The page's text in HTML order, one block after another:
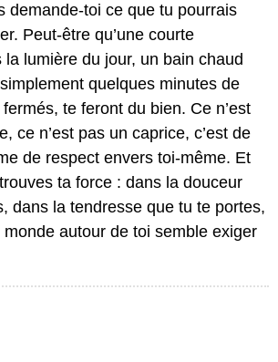
demande-toi ce que tu pourrais
Peut-être qu’une courte
la lumière du jour, un bain chaud
quelques minutes de
te feront du bien. Ce n’est
ce n’est pas un caprice, c’est de
de respect envers toi-même. Et
ta force : dans la douceur
dans la tendresse que tu te portes,
autour de toi semble exiger